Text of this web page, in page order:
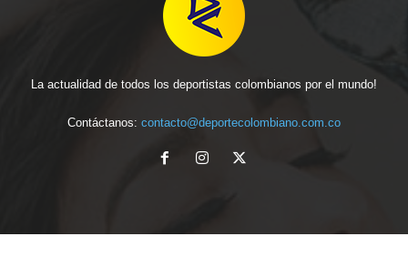
La actualidad de todos los deportistas colombianos por el mundo!
Contáctanos: contacto@deportecolombiano.com.co